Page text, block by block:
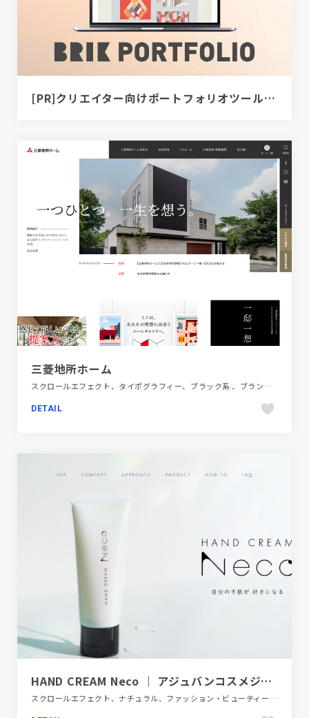
[PR]クリエイター向けポートフォリオツール｜BRIK PORTFOLIO
三菱地所ホーム
スクロールエフェクト、タイポグラフィー、ブラック系 、ブランド・サービスサイト、ホワイト系、大きめ写真、建設・住宅・不動産
DETAIL
HAND CREAM Neco ｜ アジュバンコスメジャパン
スクロールエフェクト、ナチュラル、ファッション・ビューティー、ブランド・サービスサイト、ブルー系、商品紹介、大きめ写真